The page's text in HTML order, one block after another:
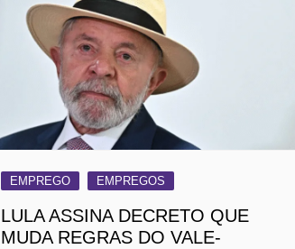
EMPREGO EMPREGOS
LULA ASSINA DECRETO QUE
MUDA REGRAS DO VALE-